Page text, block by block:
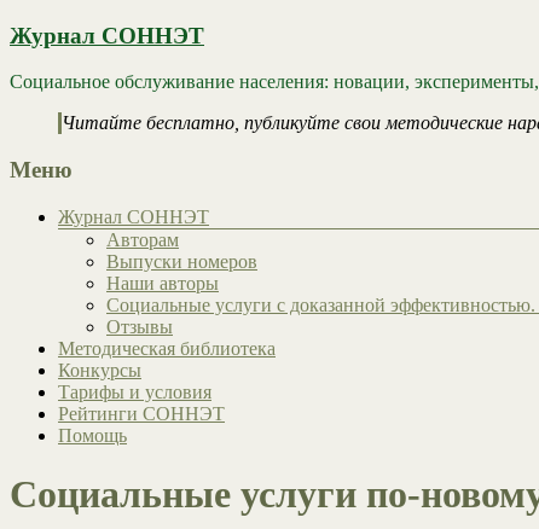
Журнал СОННЭТ
Социальное обслуживание населения: новации,
Читайте бесплатно, публикуйте свои методические
Меню
Журнал СОННЭТ
Авторам
Выпуски номеров
Наши авторы
Социальные услуги с доказанной
Отзывы
Методическая библиотека
Конкурсы
Тарифы и условия
Рейтинги СОННЭТ
Помощь
Социальные услуги по-